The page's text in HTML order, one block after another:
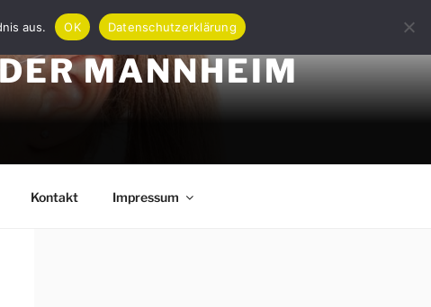
MANNHEIM
Kontakt Impressum
aus. OK Datenschutzerklärung